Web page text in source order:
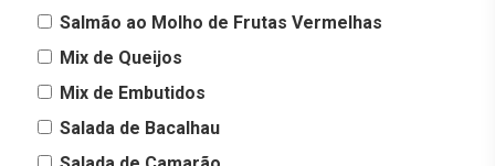
Salmão ao Molho de Frutas Vermelhas
Mix de Queijos
Mix de Embutidos
Salada de Bacalhau